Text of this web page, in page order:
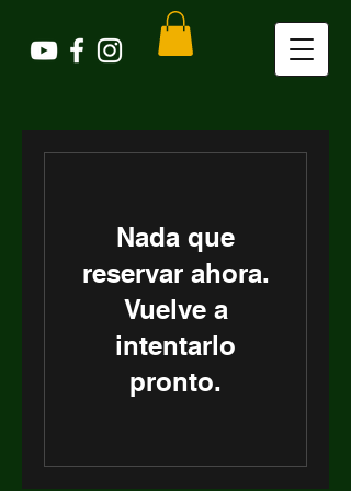
Nada que
reservar ahora.
Vuelve a
intentarlo
pronto.